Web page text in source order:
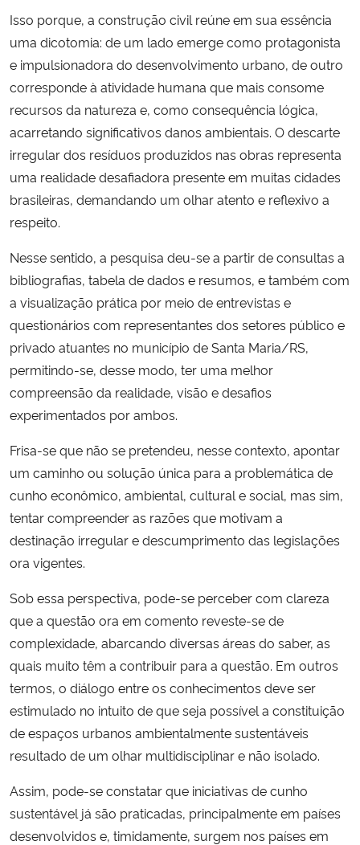
Banco Central do Brasil
Planalto
Isso porque, a construção civil reúne em sua essência
uma dicotomia: de um lado emerge como protagonista
e impulsionadora do desenvolvimento urbano, de outro
corresponde à atividade humana que mais consome
recursos da natureza e, como consequência lógica,
acarretando significativos danos ambientais. O descarte
irregular dos resíduos produzidos nas obras representa
uma realidade desafiadora presente em muitas cidades
brasileiras, demandando um olhar atento e reflexivo a
respeito.
Nesse sentido, a pesquisa deu-se a partir de consultas a
bibliografias, tabela de dados e resumos, e também com
a visualização prática por meio de entrevistas e
questionários com representantes dos setores público e
privado atuantes no município de Santa Maria/RS,
permitindo-se, desse modo, ter uma melhor
compreensão da realidade, visão e desafios
experimentados por ambos.
Frisa-se que não se pretendeu, nesse contexto, apontar
um caminho ou solução única para a problemática de
cunho econômico, ambiental, cultural e social, mas sim,
tentar compreender as razões que motivam a
destinação irregular e descumprimento das legislações
ora vigentes.
Sob essa perspectiva, pode-se perceber com clareza
que a questão ora em comento reveste-se de
complexidade, abarcando diversas áreas do saber, as
quais muito têm a contribuir para a questão. Em outros
termos, o diálogo entre os conhecimentos deve ser
estimulado no intuito de que seja possível a constituição
de espaços urbanos ambientalmente sustentáveis
resultado de um olhar multidisciplinar e não isolado.
Assim, pode-se constatar que iniciativas de cunho
sustentável já são praticadas, principalmente em países
desenvolvidos e, timidamente, surgem nos países em